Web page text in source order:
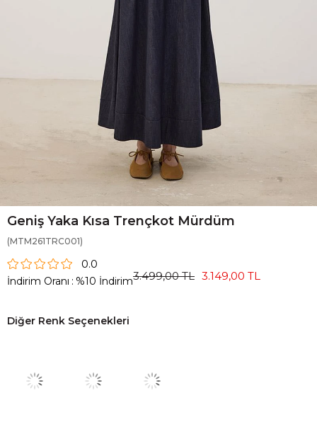
Geniş Yaka Kısa Trençkot Mürdüm
(MTM261TRC001)
0.0
İndirim Oranı : %10 İndirim3.499,00 TL 3.149,00 TL
Diğer Renk Seçenekleri